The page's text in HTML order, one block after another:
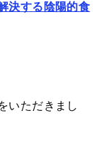
決する陰陽的食
いただきまし